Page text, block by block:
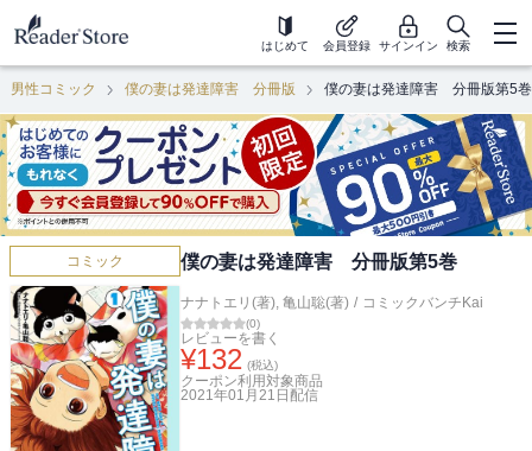
はじめて 会員登録 サインイン 検索
男性コミック 僕の妻は発達障害 分冊版 僕の妻は発達障害 分冊版第5巻
コミック 僕の妻は発達障害 分冊版第5巻
ナナトエリ(著), 亀山聡(著) / コミックバンチKai
(0)
レビューを書く
¥132 (税込)
クーポン利用対象商品
2021年01月21日 配信